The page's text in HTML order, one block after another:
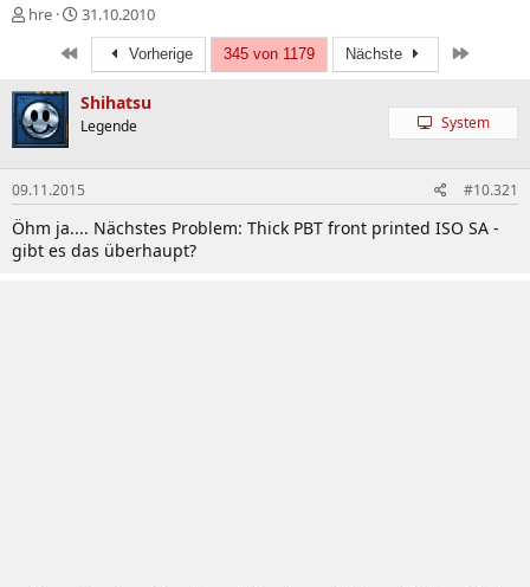
E
e
l
l
r
hre
E
e
l
a
m
31.10.2010
Erste Vorherige 345 von 1179 Nächste
Shihatsu
Legende System
09.11.2015 #10.321
Öhm ja.... Nächstes Problem: Thick PBT front printed ISO SA -
gibt es das überhaupt?